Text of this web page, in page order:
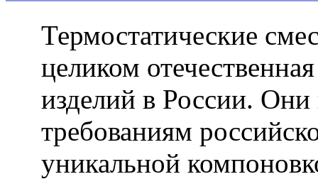
Термостатические
целиком
изделий в России.
требованиям
уникальной